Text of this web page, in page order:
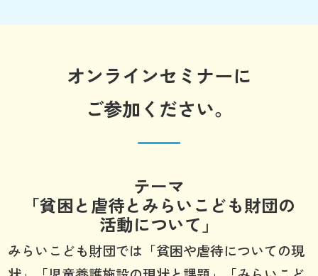
オンラインセミナーに
ご参加ください。
テーマ
「貧困と虐待とみらいこども財団の
活動について」
みらいこども財団では「貧困や虐待についての現